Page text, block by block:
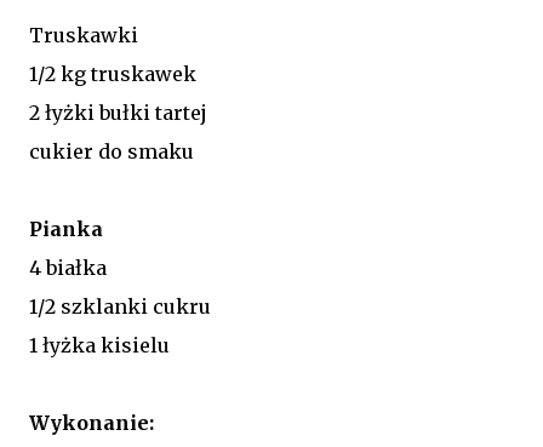
Truskawki
1/2 kg truskawek
2 łyżki bułki tartej
cukier do smaku
Pianka
4 białka
1/2 szklanki cukru
1 łyżka kisielu
Wykonanie: